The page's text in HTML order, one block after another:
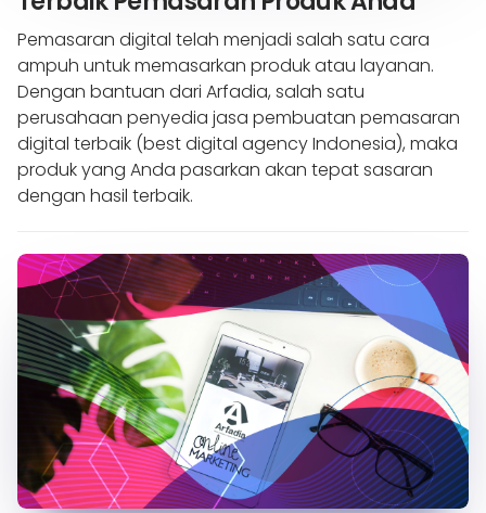
Pemasaran digital telah menjadi salah satu cara
ampuh untuk memasarkan produk atau layanan.
Dengan bantuan dari Arfadia, salah satu
perusahaan penyedia jasa pembuatan pemasaran
digital terbaik (best digital agency Indonesia), maka
produk yang Anda pasarkan akan tepat sasaran
dengan hasil terbaik.